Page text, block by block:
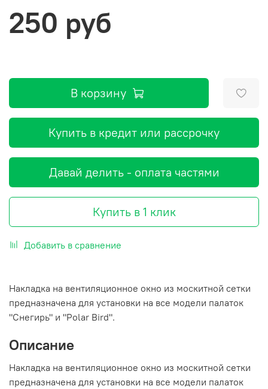
250 руб
В корзину
Купить в кредит или рассрочку
Давай делить - оплата частями
Купить в 1 клик
Добавить в сравнение
Накладка на вентиляционное окно из москитной сетки
предназначена для установки на все модели палаток
"Снегирь" и "Polar Bird".
Описание
Накладка на вентиляционное окно из москитной сетки
предназначена для установки на все модели палаток